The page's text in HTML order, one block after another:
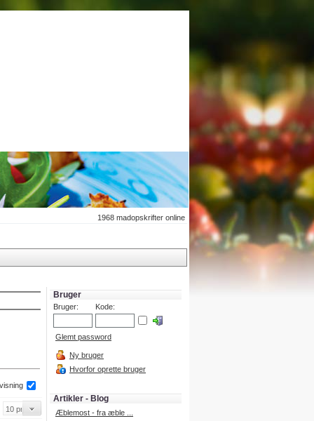
1968 madopskrifter online
Bruger
Bruger: Kode:
Glemt password
Ny bruger
Hvorfor oprette bruger
Artikler - Blog
Æblemost - fra æble ...